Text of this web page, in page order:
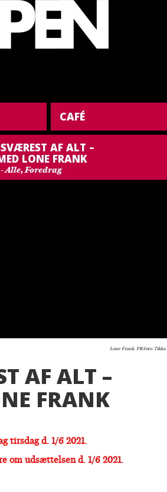
CAFÉ
AF ALT –
LONE FRANK
Alle, Foredrag
Lone Frank. PR-foto: Tikko.
AF ALT –
FRANK
tirsdag d. 1/6 2021.
om udsættelsen d. 1/6 2021.